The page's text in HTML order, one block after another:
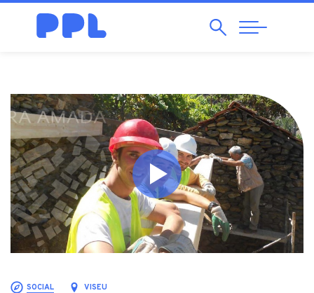
Pesquisar
Abrir
Navegação
SOCIAL VISEU